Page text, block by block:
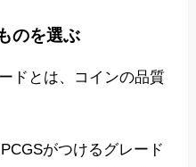
のを選ぶ
ドとは、コインの品質
がつけるグレード